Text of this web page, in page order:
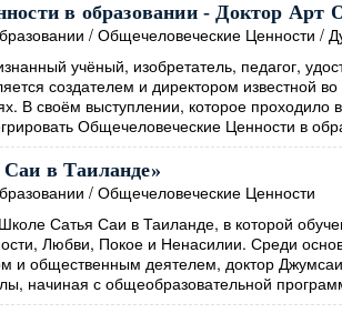
в образовании - Доктор Арт
/ Общечеловеческие Ценности /
учёный, изобретатель, педагог,
создателем и директором известной
В своём выступлении, которое проходило
Общечеловеческие Ценности в
в Таиланде»
/ Общечеловеческие Ценности
Сатья Саи в Таиланде, в которой
Любви, Покое и Ненасилии. Среди
и общественным деятелем, доктор
начиная с общеобразовательной